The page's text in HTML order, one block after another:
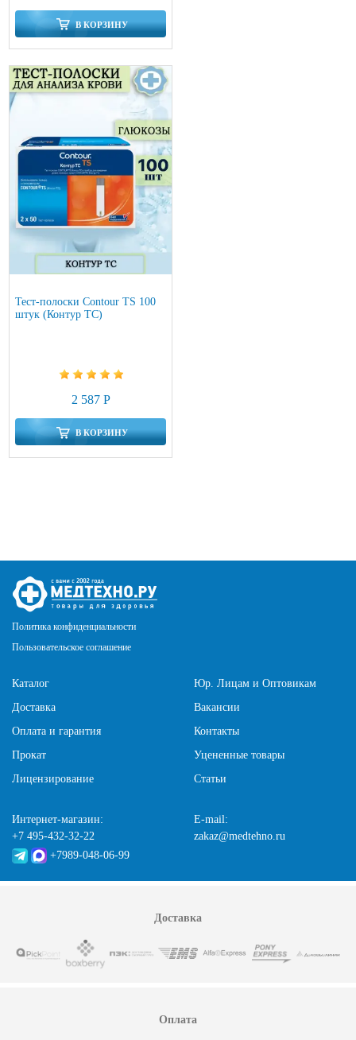
В КОРЗИНУ
Тест-полоски Contour TS 100
штук (Контур ТС)
2 587 Р
В КОРЗИНУ
Политика конфиденциальности
Пользовательское соглашение
Каталог
Доставка
Оплата и гарантия
Прокат
Лицензирование
Юр. Лицам и Оптовикам
Вакансии
Контакты
Уцененные товары
Статьи
Интернет-магазин:
+7 495-432-32-22
+7989-048-06-99
E-mail:
zakaz@medtehno.ru
Доставка
Оплата